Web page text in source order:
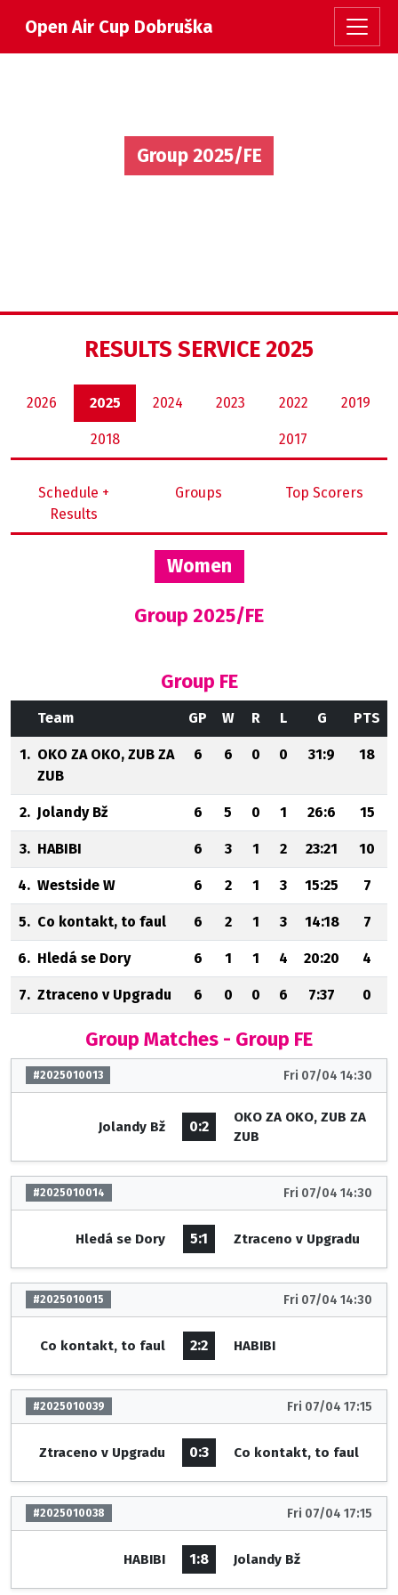
Open Air Cup Dobruška
Group 2025/FE
RESULTS SERVICE 2025
2026 2025 2024 2023 2022 2019
2018 2017
Schedule +
Results
Groups Top Scorers
Women
Group 2025/FE
Group FE
Team GP W R L G PTS
1. OKO ZA OKO, ZUB ZA
ZUB
6 6 0 0 31:9 18
2. Jolandy Bž 6 5 0 1 26:6 15
3. HABIBI 6 3 1 2 23:21 10
4. Westside W 6 2 1 3 15:25 7
5. Co kontakt, to faul 6 2 1 3 14:18 7
6. Hledá se Dory 6 1 1 4 20:20 4
7. Ztraceno v Upgradu 6 0 0 6 7:37 0
Group Matches - Group FE
#2025010013 Fri 07/04 14:30
Jolandy Bž 0:2
OKO ZA OKO, ZUB ZA
ZUB
#2025010014 Fri 07/04 14:30
Hledá se Dory 5:1 Ztraceno v Upgradu
#2025010015 Fri 07/04 14:30
Co kontakt, to faul 2:2 HABIBI
#2025010039 Fri 07/04 17:15
Ztraceno v Upgradu 0:3 Co kontakt, to faul
#2025010038 Fri 07/04 17:15
HABIBI 1:8 Jolandy Bž